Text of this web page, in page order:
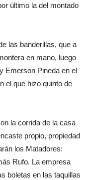
último la del montado
las banderillas, que a
en mano, luego
Emerson Pineda en el
el que hizo quinto de
la corrida de la casa
propio, propiedad
los Matadores:
Rufo. La empresa
boletas en las taquillas